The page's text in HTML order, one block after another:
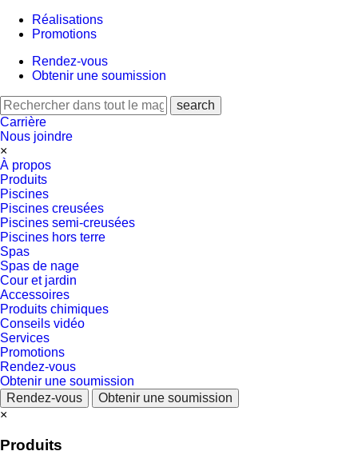
Réalisations
Promotions
Rendez-vous
Obtenir une soumission
Carrière
Nous joindre
×
À propos
Produits
Piscines
Piscines creusées
Piscines semi-creusées
Piscines hors terre
Spas
Spas de nage
Cour et jardin
Accessoires
Produits chimiques
Conseils vidéo
Services
Promotions
Rendez-vous
Obtenir une soumission
Rendez-vous
Obtenir une soumission
×
Produits